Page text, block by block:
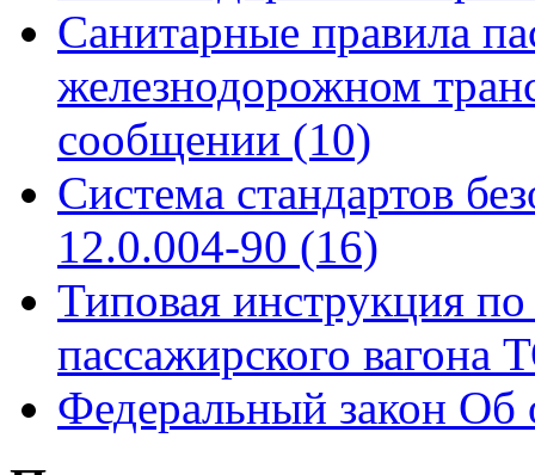
Санитарные правила
железнодорожном
сообщении (10)
Система стандартов
12.0.004-90 (16)
Типовая инструкция
пассажирского
Федеральный закон